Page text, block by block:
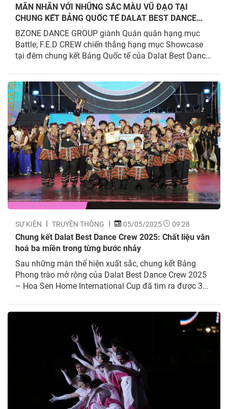
MÃN NHÃN VỚI NHỮNG SẮC MÀU VŨ ĐẠO TẠI
CHUNG KẾT BẢNG QUỐC TẾ DALAT BEST DANCE
CREW 2025
BZONE DANCE GROUP giành Quán quân hạng mục
Battle; F.E.D CREW chiến thắng hạng mục Showcase
tại đêm chung kết Bảng Quốc tế của Dalat Best Dance
đêm 1/5 vừa qua. Các đội thi đến từ Trung Quốc, Hàn
Quốc cùng tham gia tranh tài trong...
SỰ KIỆN TRUYỀN THÔNG 05/05/2025 09:28
Chung kết Dalat Best Dance Crew 2025: Chất liệu văn
hoá ba miền trong từng bước nhảy
Sau những màn thể hiện xuất sắc, chung kết Bảng
Phong trào mở rộng của Dalat Best Dance Crew 2025
– Hoa Sen Home International Cup đã tìm ra được 3
quân của mùa giải năm nay. Đêm 29/4/2025, chung